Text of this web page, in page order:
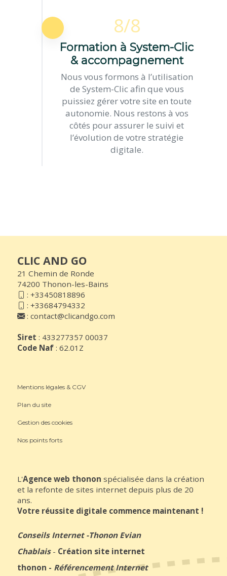
8/8
Formation à System-Clic
& accompagnement
Nous vous formons à l’utilisation
de System-Clic afin que vous
puissiez gérer votre site en toute
autonomie. Nous restons à vos
côtés pour assurer le suivi et
l’évolution de votre stratégie
digitale.
CLIC AND GO
21 Chemin de Ronde
74200 Thonon-les-Bains
: +33450818896
: +33684794332
: contact@clicandgo.com
Siret : 433277357 00037
Code Naf : 62.01Z
Mentions légales & CGV
Plan du site
Gestion des cookies
Nos points forts
L'Agence web thonon spécialisée dans la création
et la refonte de sites internet depuis plus de 20
ans.
Votre réussite digitale commence maintenant !
Conseils Internet-Thonon Evian
Chablais- Création site internet
thonon - Référencement Internet